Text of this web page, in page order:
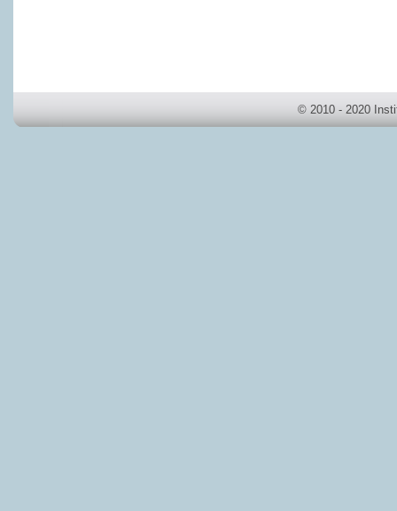
© 2010 - 2020